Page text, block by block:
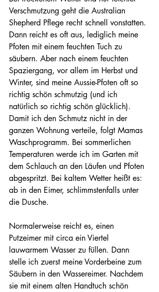
Verschmutzung geht die Australian
Shepherd Pflege recht schnell vonstatten.
Dann reicht es oft aus, lediglich meine
Pfoten mit einem feuchten Tuch zu
säubern. Aber nach einem feuchten
Spaziergang, vor allem im Herbst und
Winter, sind meine Aussie-Pfoten oft so
richtig schön schmutzig (und ich
natürlich so richtig schön glücklich).
Damit ich den Schmutz nicht in der
ganzen Wohnung verteile, folgt Mamas
Waschprogramm. Bei sommerlichen
Temperaturen werde ich im Garten mit
dem Schlauch an den Läufen und Pfoten
abgespritzt. Bei kaltem Wetter heißt es:
ab in den Eimer, schlimmstenfalls unter
die Dusche.
Normalerweise reicht es, einen
Putzeimer mit circa ein Viertel
lauwarmem Wasser zu füllen. Dann
stelle ich zuerst meine Vorderbeine zum
Säubern in den Wassereimer. Nachdem
sie mit einem alten Handtuch schön